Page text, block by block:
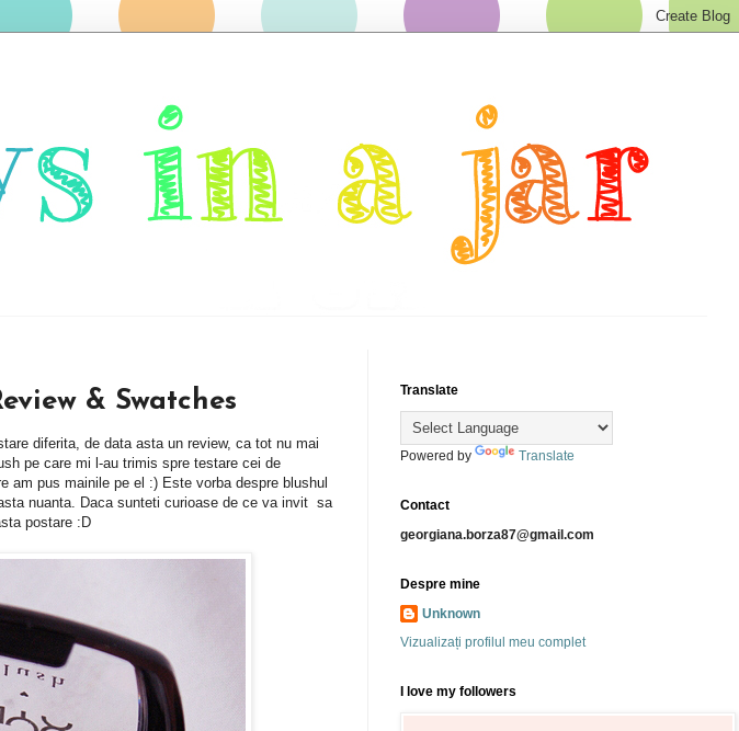
& Swatches
diferita, de data asta un review, ca tot nu mai
pe care mi l-au trimis spre testare cei de
am pus mainile pe el :) Este vorba despre blushul
nuanta. Daca sunteti curioase de ce va invit sa
postare :D
Translate
Powered by Translate
Contact
georgiana.borza87@gmail.com
Despre mine
Unknown
Vizualizați profilul meu complet
I love my followers